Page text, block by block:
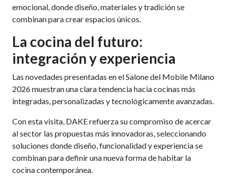
emocional, donde diseño, materiales y tradición se
combinan para crear espacios únicos.
La cocina del futuro:
integración y experiencia
Las novedades presentadas en el Salone del Mobile Milano
2026 muestran una clara tendencia hacia cocinas más
integradas, personalizadas y tecnológicamente avanzadas.
Con esta visita, DAKE refuerza su compromiso de acercar
al sector las propuestas más innovadoras, seleccionando
soluciones donde diseño, funcionalidad y experiencia se
combinan para definir una nueva forma de habitar la
cocina contemporánea.